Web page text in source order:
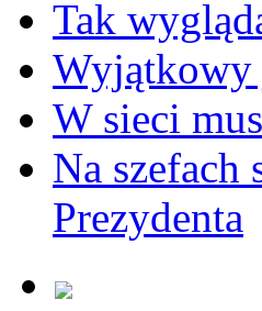
Tak
Wyjątkowy
W sieci
Na szefach
Prezydenta